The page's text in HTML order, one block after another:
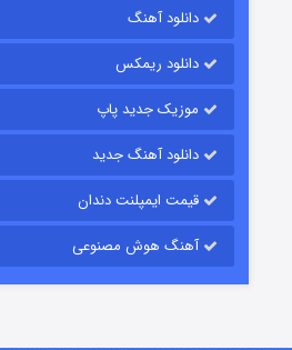
قسمت
دانلود آهنگ
دانلود ریمکس
موزیک جدید پاپ
دانلود آهنگ جدید
قیمت ایمپلنت دندان
آهنگ هوش مصنوعی